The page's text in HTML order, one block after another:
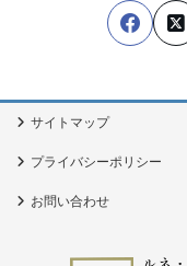
サイトマップ
プライバシーポリシー
お問い合わせ